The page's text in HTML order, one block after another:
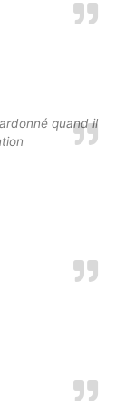
quand il